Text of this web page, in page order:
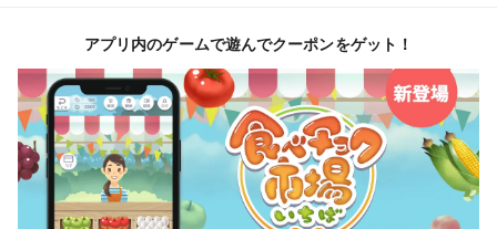
アプリ内のゲームで遊んでクーポンをゲット！